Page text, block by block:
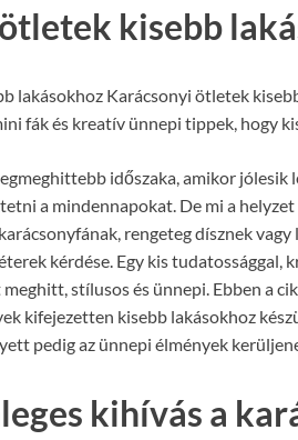
kisebb
lakásokhoz Karácsonyi ötletek
fák és kreatív ünnepi tippek, hogy
időszaka, amikor
a mindennapokat. De mi a helyzet
rengeteg dísznek
kérdése. Egy kis tudatossággal,
stílusos és ünnepi. Ebben a
kifejezetten kisebb lakásokhoz
pedig az ünnepi élmények
kihívás a